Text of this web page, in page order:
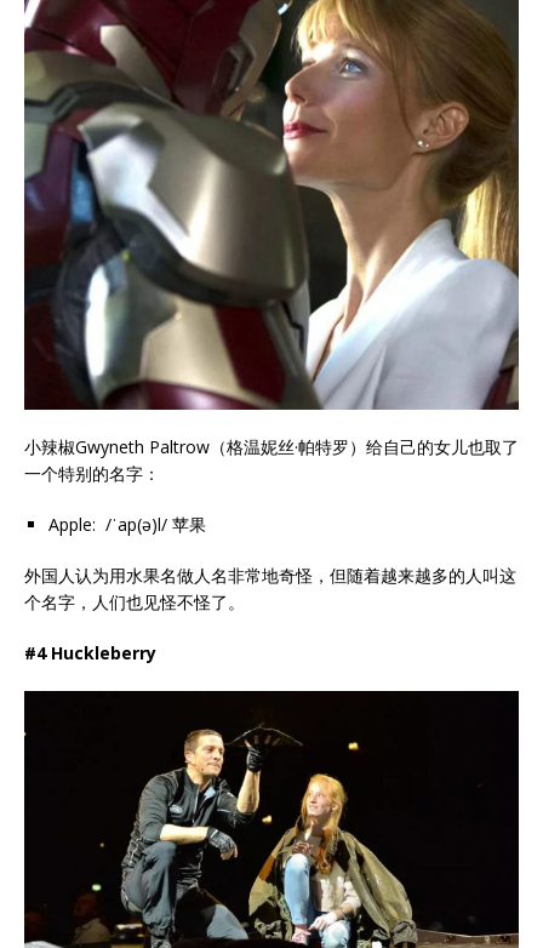
小辣椒Gwyneth Paltrow（格温妮丝·帕特罗）给自己的女儿也取了
一个特别的名字：
Apple: /ˈap(ə)l/ 苹果
外国人认为用水果名做人名非常地奇怪，但随着越来越多的人叫这
个名字，人们也见怪不怪了。
#4 Huckleberry